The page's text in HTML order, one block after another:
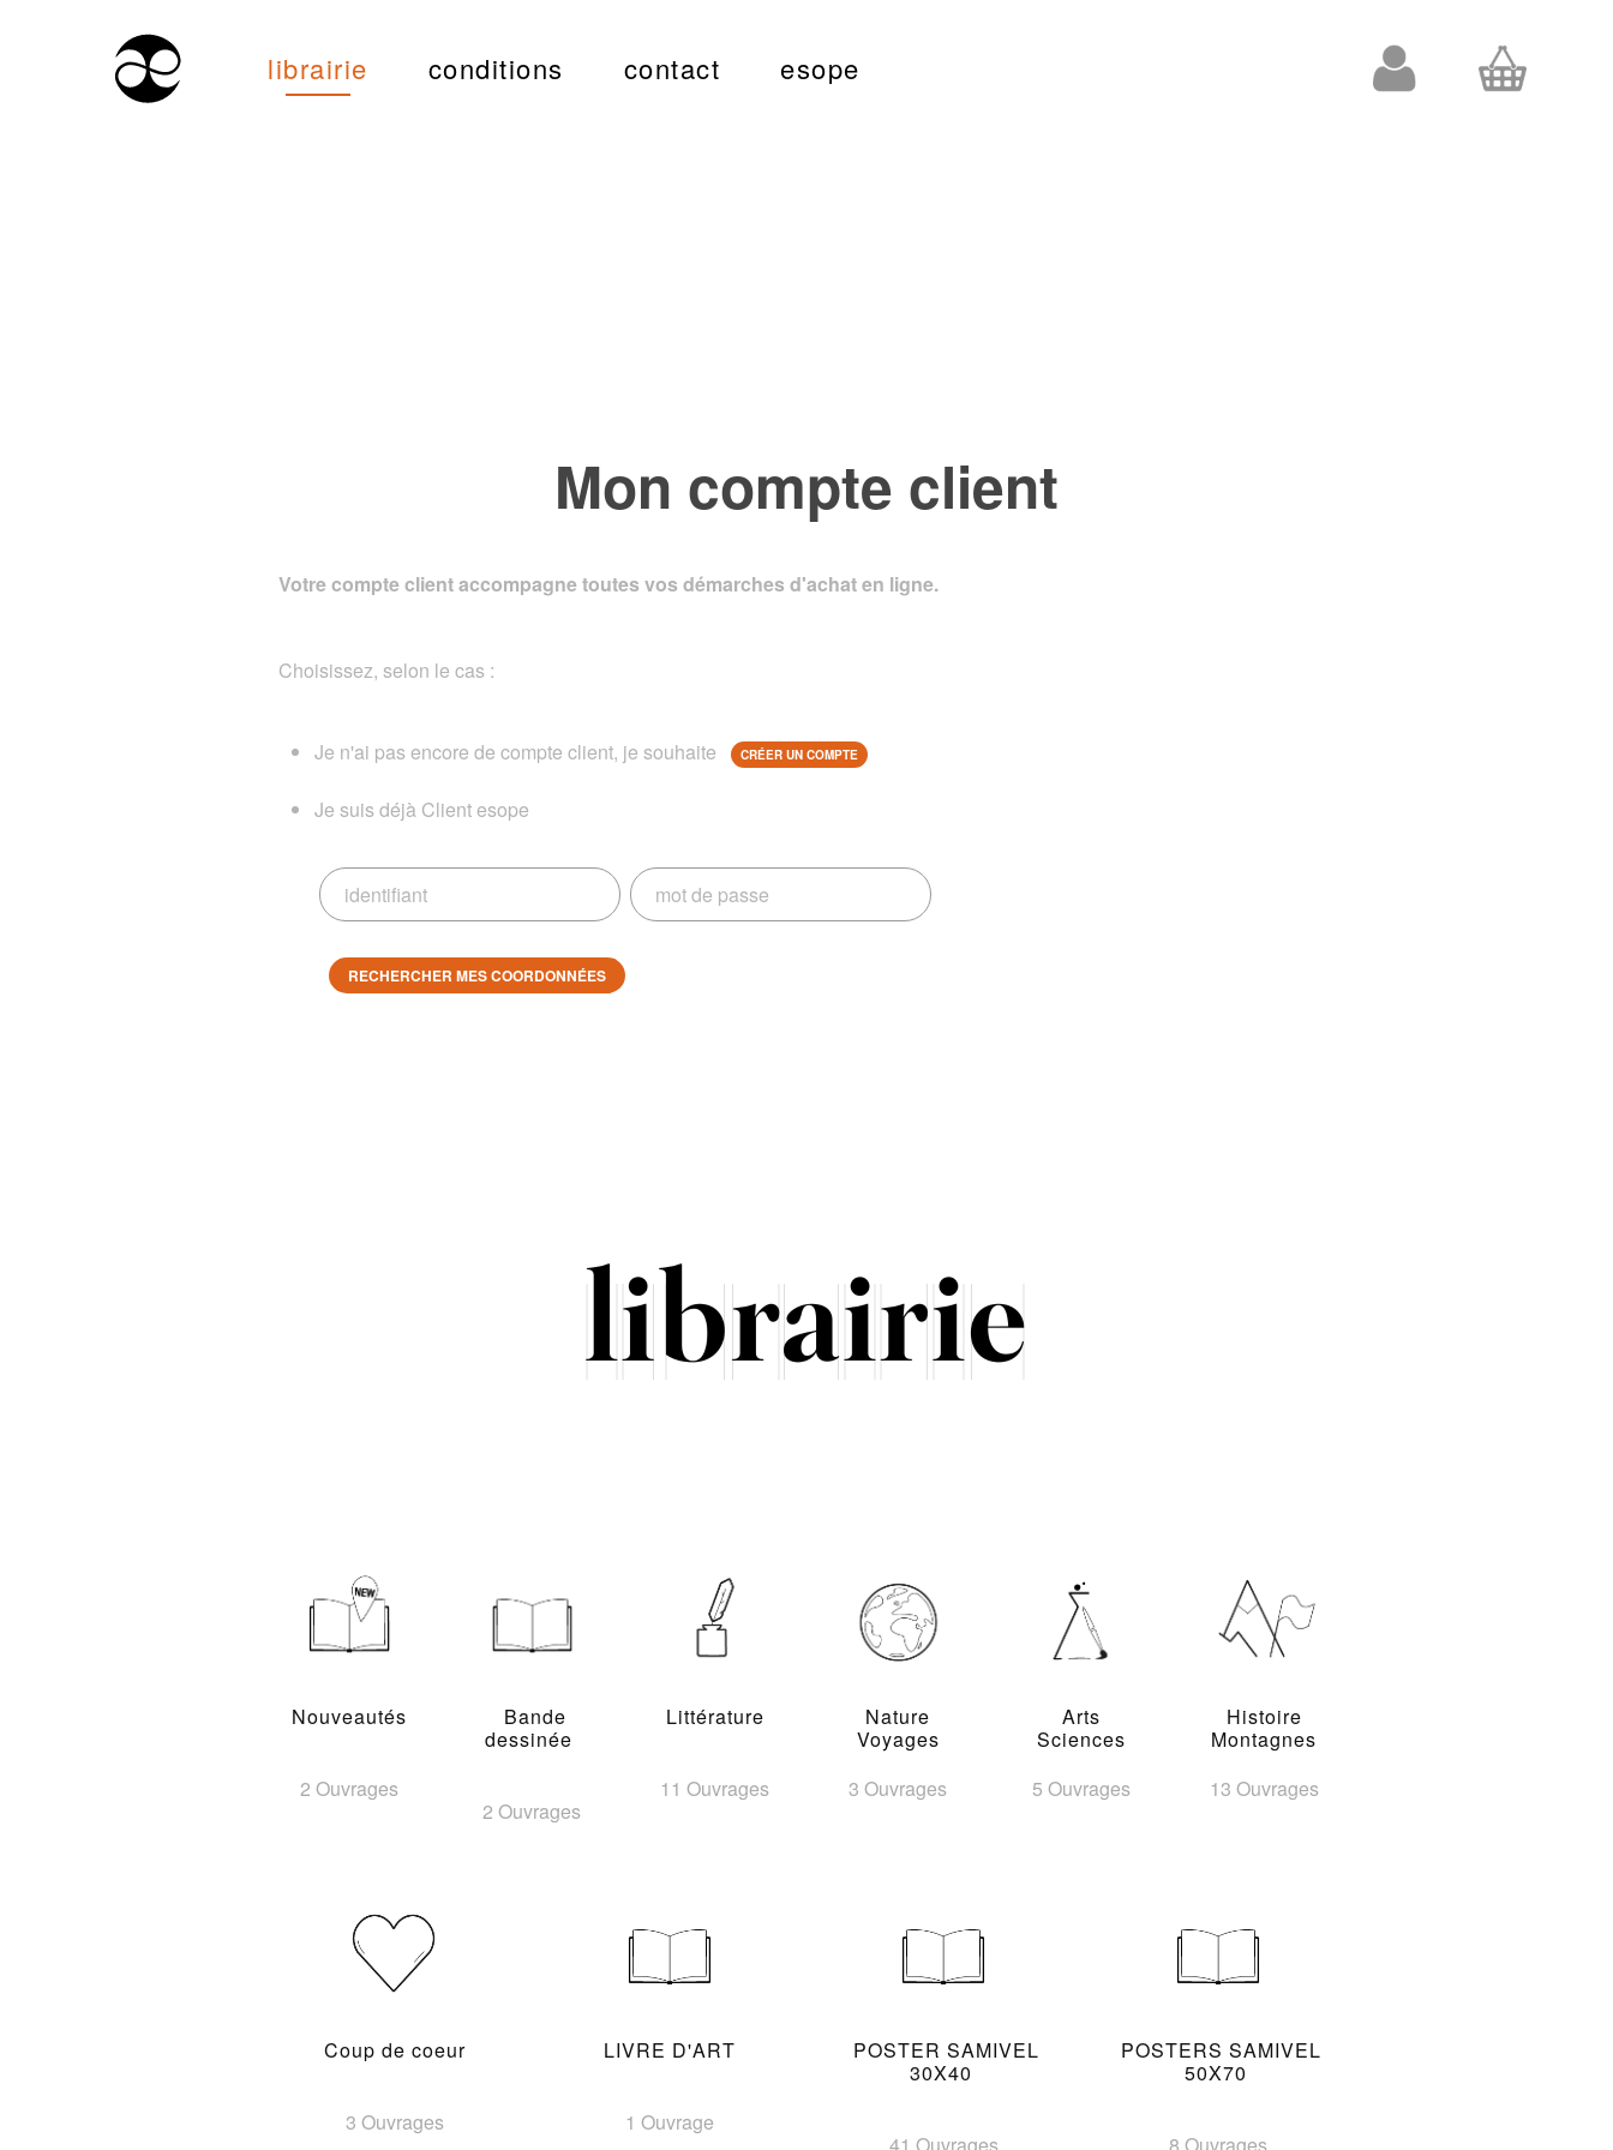
librairie conditions contact esope
Mon compte client
Votre compte client accompagne toutes vos démarches d'achat en ligne.
Choisissez, selon le cas :
Je n'ai pas encore de compte client, je souhaite CRÉER UN COMPTE
Je suis déjà Client esope
RECHERCHER MES COORDONNÉES
Nouveautés
2 Ouvrages
Bande
dessinée
2 Ouvrages
Littérature
11 Ouvrages
Nature
Voyages
3 Ouvrages
Arts
Sciences
5 Ouvrages
Histoire
Montagnes
13 Ouvrages
Coup de coeur
3 Ouvrages
LIVRE D'ART
1 Ouvrage
POSTER SAMIVEL
30X40
41 Ouvrages
POSTERS SAMIVEL
50X70
8 Ouvrages